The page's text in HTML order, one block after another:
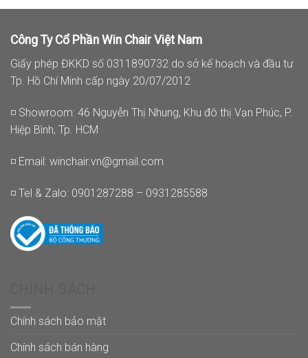
Công Ty Cổ Phần Win Chair Việt Nam
Giấy phép ĐKKD số 0311890732 do sở kế hoạch và đầu tư
Tp. Hồ Chí Minh cấp ngày 20/07/2012
◽ Showroom: 46 Nguyễn Thị Nhung, Khu đô thị Vạn Phúc, P.
Hiệp Bình, Tp. HCM
◽ Email: winchair.vn@gmail.com
◽ Tel & Zalo: 0901287288 – 0931285588
Chính sách bảo mật
Chính sách bán hàng